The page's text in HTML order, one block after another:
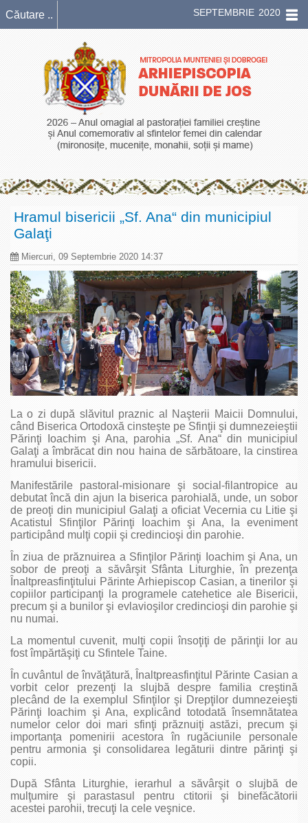
SEPTEMBRIE 2020
Hramul bisericii „Sf. Ana“ din municipiul
Galaţi
Miercuri, 09 Septembrie 2020 14:37
La o zi după slăvitul praznic al Naşterii Maicii Domnului,
când Biserica Ortodoxă cinsteşte pe Sfinţii şi dumnezeieştii
Părinţi Ioachim şi Ana, parohia „Sf. Ana“ din municipiul
Galaţi a îmbrăcat din nou haina de sărbătoare, la cinstirea
hramului bisericii.
Manifestările pastoral-misionare şi social-filantropice au
debutat încă din ajun la biserica parohială, unde, un sobor
de preoţi din municipiul Galaţi a oficiat Vecernia cu Litie şi
Acatistul Sfinţilor Părinţi Ioachim şi Ana, la eveniment
participând mulţi copii şi credincioşi din parohie.
În ziua de prăznuirea a Sfinţilor Părinţi Ioachim şi Ana, un
sobor de preoţi a săvârşit Sfânta Liturghie, în prezenţa
Înaltpreasfinţitului Părinte Arhiepiscop Casian, a tinerilor şi
copiilor participanţi la programele catehetice ale Bisericii,
precum şi a bunilor şi evlavioşilor credincioşi din parohie şi
nu numai.
La momentul cuvenit, mulţi copii însoţiţi de părinţii lor au
fost împărtăşiţi cu Sfintele Taine.
În cuvântul de învăţătură, Înaltpreasfinţitul Părinte Casian a
vorbit celor prezenţi la slujbă despre familia creştină
plecând de la exemplul Sfinţilor şi Drepţilor dumnezeieşti
Părinţi Ioachim şi Ana, explicând totodată însemnătatea
numelor celor doi mari sfinţi prăznuiţi astăzi, precum şi
importanţa pomenirii acestora în rugăciunile personale
pentru armonia şi consolidarea legăturii dintre părinţi şi
copii.
După Sfânta Liturghie, ierarhul a săvârşit o slujbă de
mulţumire şi parastasul pentru ctitorii şi binefăcătorii
acestei parohii, trecuţi la cele veşnice.